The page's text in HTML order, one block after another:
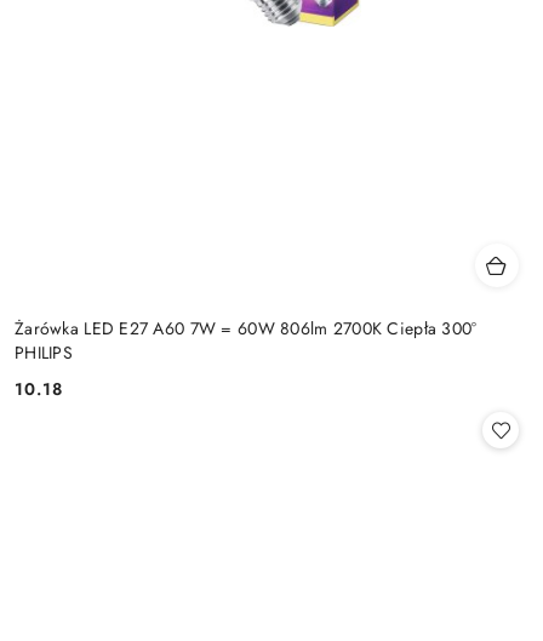
Żarówka LED E27 A60 7W = 60W 806lm 2700K Ciepła 300°
PHILIPS
Cena:
10.18